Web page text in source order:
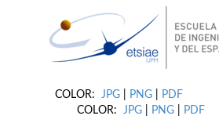
COLOR: JPG PNG
PDF
COLOR: JPG PNG PDF